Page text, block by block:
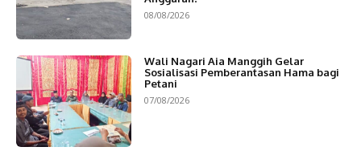
08/08/2026
Wali Nagari Aia Manggih Gelar
Sosialisasi Pemberantasan Hama bagi
Petani
07/08/2026